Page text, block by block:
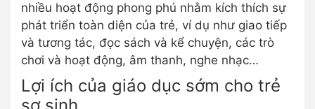
nhiều hoạt động phong phú nhằm kích thích sự
phát triển toàn diện của trẻ, ví dụ như giao tiếp
và tương tác, đọc sách và kể chuyện, các trò
chơi và hoạt động, âm thanh, nghe nhạc…
Lợi ích của giáo dục sớm cho trẻ